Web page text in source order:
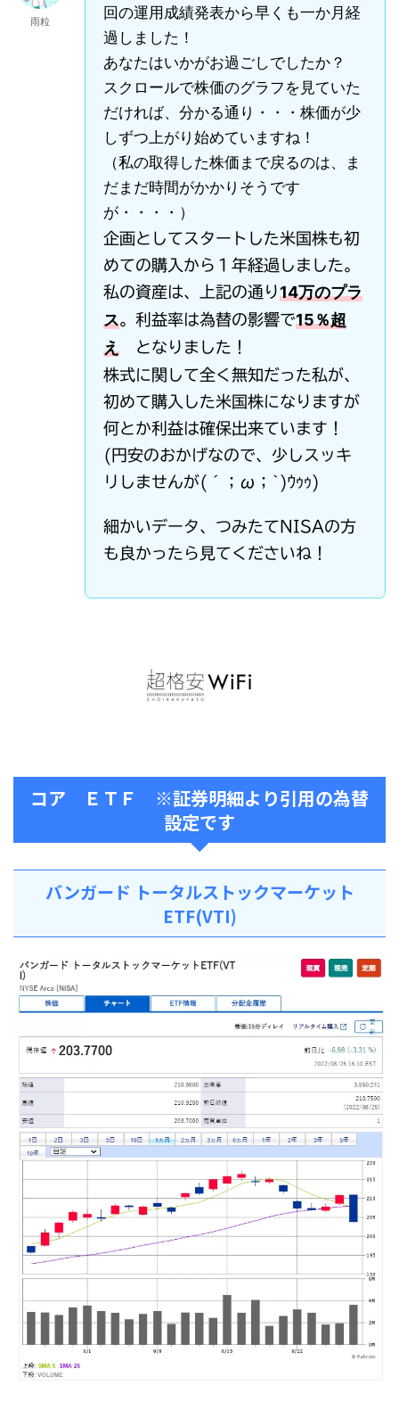
雨粒
回の運用成績発表から早くも一か月経
過しました！
あなたはいかがお過ごしでしたか？
スクロールで株価のグラフを見ていた
だければ、分かる通り・・・株価が少
しずつ上がり始めていますね！
（私の取得した株価まで戻るのは、ま
だまだ時間がかかりそうです
が・・・・）
企画としてスタートした米国株も初
めての購入から１年経過しました。
私の資産は、上記の通り14万のプラ
ス。利益率は為替の影響で15％超
え となりました！
株式に関して全く無知だった私が、
初めて購入した米国株になりますが
何とか利益は確保出来ています！
(円安のおかげなので、少しスッキ
リしませんが(´；ω；`)ｳｩｩ)
細かいデータ、つみたてNISAの方
も良かったら見てくださいね！
コア ＥＴＦ ※証券明細より引用の為替
設定です
バンガード トータルストックマーケット
ETF(VTI)